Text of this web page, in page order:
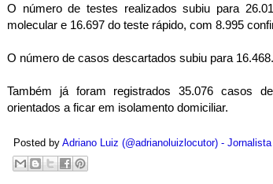
O número de testes realizados subiu para
molecular e 16.697 do teste rápido, com 8.995
O número de casos descartados subiu para 16.468.
Também já foram registrados 35.076 casos
orientados a ficar em isolamento domiciliar.
Posted by Adriano Luiz (@adrianoluizlocutor) -